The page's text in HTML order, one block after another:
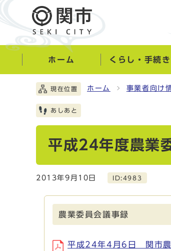
ホーム くらし・手続き
現在位置 ホーム 事業者向け
あしあと
平成24年度農業
2013年9月10日 ID:4983
農業委員会議事録
平成24年4月6日 関市